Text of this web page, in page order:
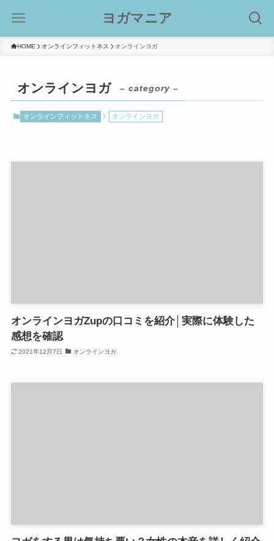
ヨガマニア
HOME オンラインフィットネス オンラインヨガ
オンラインヨガ – category –
オンラインフィットネス オンラインヨガ
オンラインヨガZupの口コミを紹介│実際に体験した
感想を確認
2021年12月7日 オンラインヨガ